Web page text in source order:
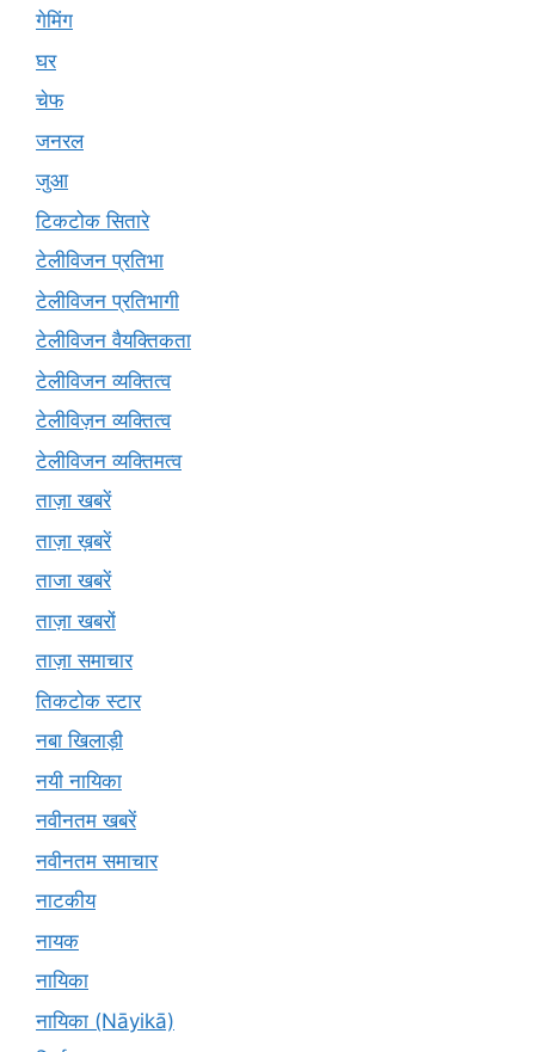
गेमिंग
घर
चेफ
जनरल
जुआ
टिकटोक सितारे
टेलीविजन प्रतिभा
टेलीविजन प्रतिभागी
टेलीविजन वैयक्तिकता
टेलीविजन व्यक्तित्व
टेलीविज़न व्यक्तित्व
टेलीविजन व्यक्तिमत्व
ताज़ा खबरें
ताज़ा ख़बरें
ताजा खबरें
ताज़ा खबरों
ताज़ा समाचार
तिकटोक स्टार
नबा खिलाड़ी
नयी नायिका
नवीनतम खबरें
नवीनतम समाचार
नाटकीय
नायक
नायिका
नायिका (Nāyikā)